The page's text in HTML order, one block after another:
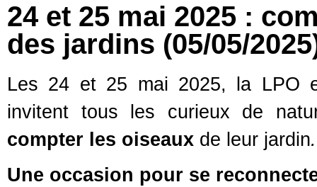
24 et 25 mai 2025 :
des jardins (05/05/
Les 24 et 25 mai 2025, la LPO
invitent tous les curieux de
compter les oiseaux de leur jardin.
Une occasion pour se